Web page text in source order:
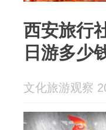
西安旅行
日游多少
文化旅游观察